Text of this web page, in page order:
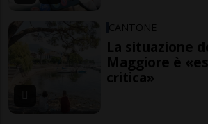
CANTONE
La situazione
Maggiore è
critica»